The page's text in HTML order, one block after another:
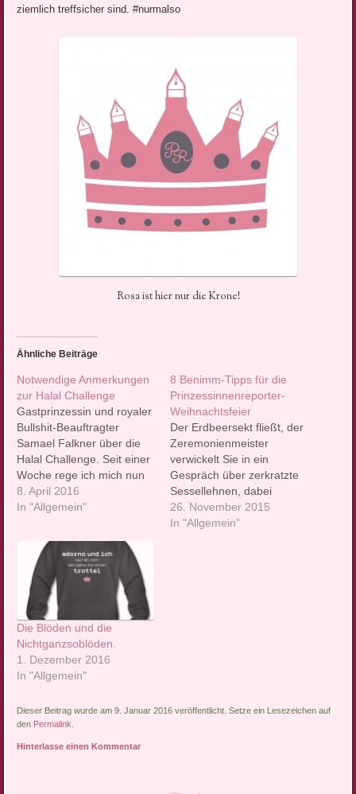
ziemlich treffsicher sind. #nurmalso
Rosa ist hier nur die Krone!
Ähnliche Beiträge
Notwendige Anmerkungen
zur Halal Challenge
Gastprinzessin und royaler
Bullshit-Beauftragter
Samael Falkner über die
Halal Challenge. Seit einer
Woche rege ich mich nun
darüber auf. Ungefähr zu
diesem Zeitpunkt hatte ich
der "Halal-Challenge" in
der Timeline. Nein, dabei
geht es nicht darum, wie
zum Beispiel beim
#armeleuteessen ein
Weilchen in den…
8. April 2016
In "Allgemein"
8 Benimm-Tipps für die
Prinzessinnenreporter-
Weihnachtsfeier
Der Erdbeersekt fließt, der
Zeremonienmeister
verwickelt Sie in ein
Gespräch über zerkratzte
Sessellehnen, dabei
würden Sie am liebsten
im Prinzessinnen-
royalen
26. November 2015
In "Allgemein"
Die Blöden und die
Nichtganzsoblöden.
1. Dezember 2016
In "Allgemein"
Dieser Beitrag wurde am 9. Januar 2016 veröffentlicht. Setze ein Lesezeichen auf
den Permalink
Hinterlasse einen Kommentar